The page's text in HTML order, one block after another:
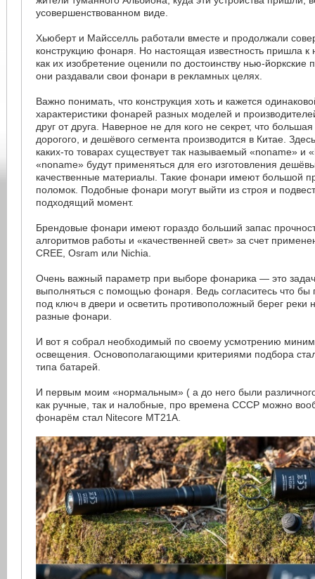
усовершенствованном виде.
Хьюберт и Майсселль работали вместе и продолжали
конструкцию фонаря. Но настоящая известность пришла к
как их изобретение оценили по достоинству нью-йоркские
они раздавали свои фонари в рекламных целях.
Важно понимать, что конструкция хоть и кажется
характеристики фонарей разных моделей и
друг от друга. Наверное не для кого не секрет, что
дорогого, и дешёвого сегмента производится в Китае.
каких-то товарах существует так называемый «noname»
«noname» будут применяться для его изготовления
качественные материалы. Такие фонари имеют большой
поломок. Подобные фонари могут выйти из строя и
подходящий момент.
Брендовые фонари имеют гораздо больший запас
алгоритмов работы и «качественней свет» за счет
CREE, Osram или Nichia.
Очень важный параметр при выборе фонарика — это
выполняться с помощью фонаря. Ведь согласитесь что бы
под ключ в двери и осветить противоположный берег
разные фонари.
И вот я собрал необходимый по своему усмотрению
освещения. Основополагающими критериями подбора
типа батарей.
И первым моим «нормальным» ( а до него были
как ручные, так и налобные, про времена СССР можно
фонарём стал Nitecore MT21A.